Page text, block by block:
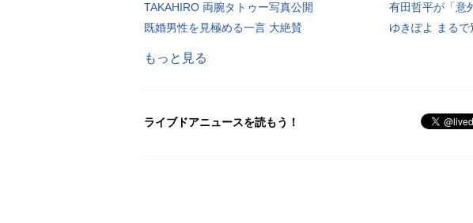
TAKAHIRO 両腕タトゥー写真公開
既婚男性を見極める一言 大絶賛
有田哲平が「意
ゆきぽよ まる
もっと見る
ライブドアニュースを読もう！